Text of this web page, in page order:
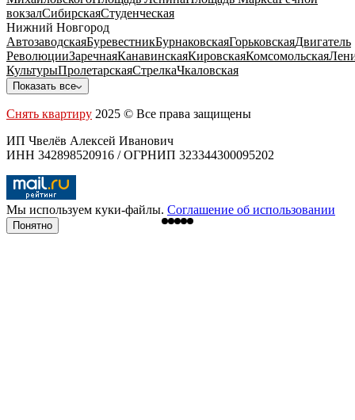
вокзалСибирскаяСтуденческая
Нижний Новгород
АвтозаводскаяБуревестникБурнаковскаяГорьковскаяДвигатель
РеволюцииЗаречнаяКанавинскаяКировскаяКомсомольская
КультурыПролетарскаяСтрелкаЧкаловская
Показать все
Снять квартиру 2025 © Все права защищены
ИП Чвелёв Алексей Иванович
ИНН 342898520916 / ОГРНИП 323344300095202
Мы используем куки-файлы. Соглашение об использовании
Понятно